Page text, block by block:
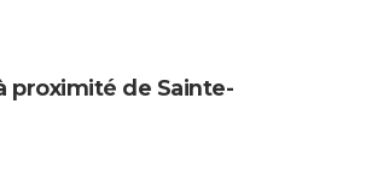
proximité de Sainte-